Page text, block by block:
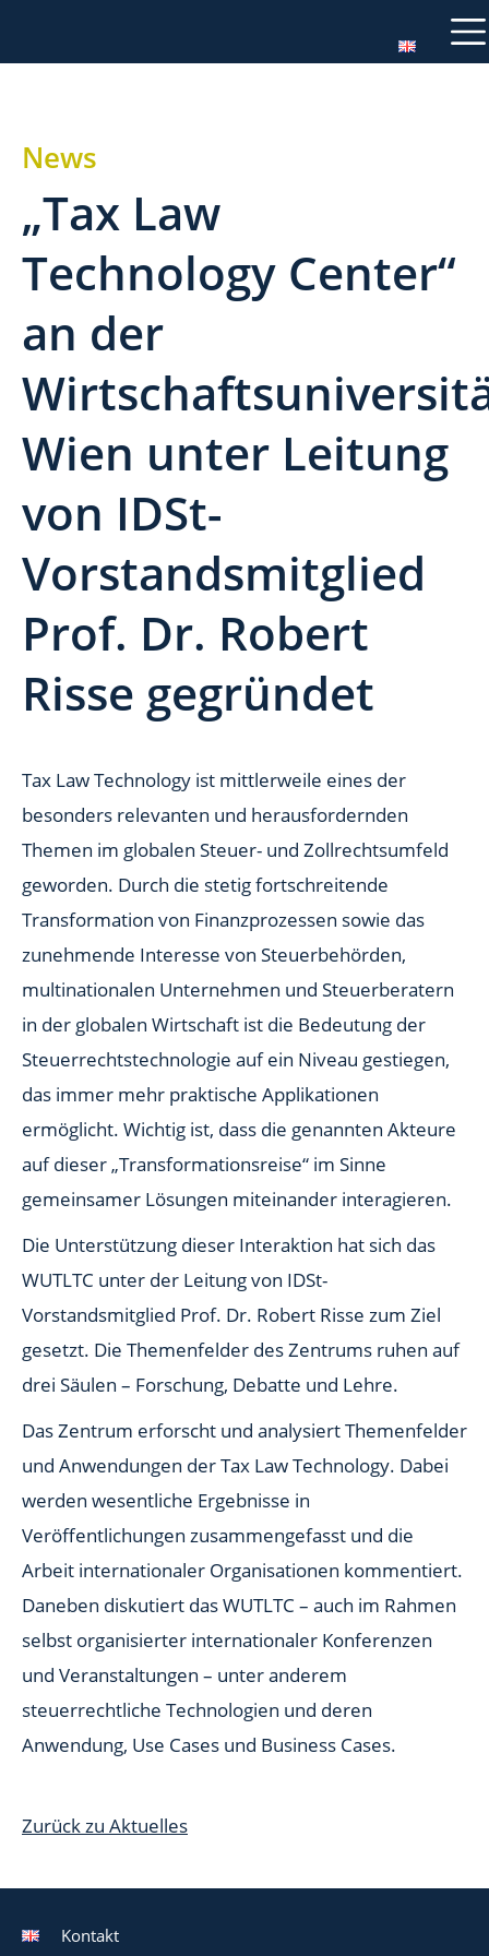
News
„Tax Law
Technology Center“
an der
Wien unter Leitung
von IDSt-
Vorstandsmitglied
Prof. Dr. Robert
Risse gegründet
Tax Law Technology ist mittlerweile eines der
besonders relevanten und herausfordernden
Themen im globalen Steuer- und Zollrechtsumfeld
geworden. Durch die stetig fortschreitende
Transformation von Finanzprozessen sowie das
zunehmende Interesse von Steuerbehörden,
multinationalen Unternehmen und Steuerberatern
in der globalen Wirtschaft ist die Bedeutung der
Steuerrechtstechnologie auf ein Niveau gestiegen,
das immer mehr praktische Applikationen
ermöglicht. Wichtig ist, dass die genannten Akteure
auf dieser „Transformationsreise“ im Sinne
gemeinsamer Lösungen miteinander interagieren.
Die Unterstützung dieser Interaktion hat sich das
WUTLTC unter der Leitung von IDSt-
Vorstandsmitglied Prof. Dr. Robert Risse zum Ziel
gesetzt. Die Themenfelder des Zentrums ruhen auf
drei Säulen – Forschung, Debatte und Lehre.
Das Zentrum erforscht und analysiert Themenfelder
und Anwendungen der Tax Law Technology. Dabei
werden wesentliche Ergebnisse in
Veröffentlichungen zusammengefasst und die
Arbeit internationaler Organisationen kommentiert.
Daneben diskutiert das WUTLTC – auch im Rahmen
selbst organisierter internationaler Konferenzen
und Veranstaltungen – unter anderem
steuerrechtliche Technologien und deren
Anwendung, Use Cases und Business Cases.
Zurück zu Aktuelles
Kontakt